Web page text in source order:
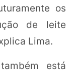
os
de leite
Lima.
está